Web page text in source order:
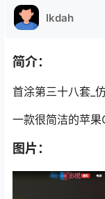
lkdah
简介：
首涂第三十八套_
一款很简洁的苹
图片：